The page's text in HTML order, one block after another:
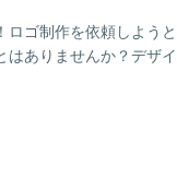
ゴ制作を依頼しようと
ありませんか？デザイ